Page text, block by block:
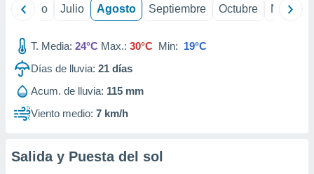
e
mediante
Junio Julio Agosto Septiembre Octubre
T. Media: 24°C Max.: 30°C Min: 19°C
Días de lluvia: 21 días
Acum. de lluvia: 115 mm
Viento medio: 7 km/h
Salida y Puesta del sol